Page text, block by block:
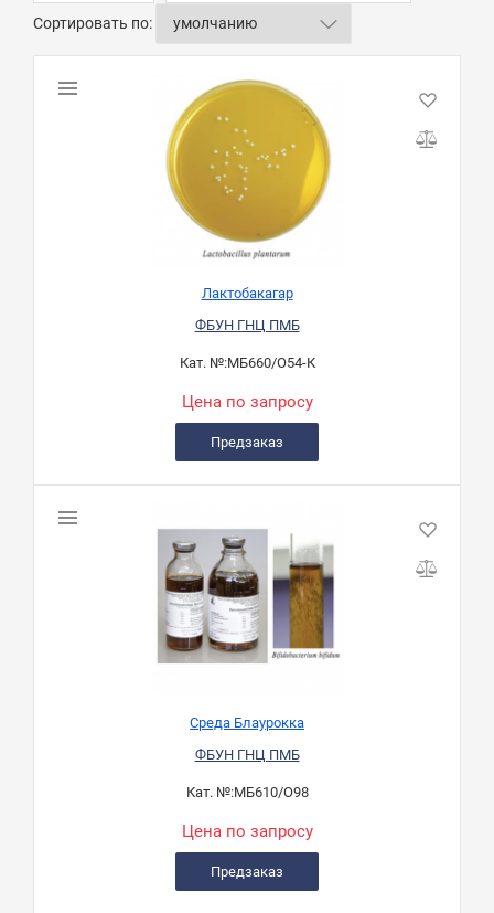
Сортировать по:
Лактобакагар
ФБУН ГНЦ ПМБ
Кат. №:МБ660/О54-К
Цена по запросу
Предзаказ
Среда Блаурокка
ФБУН ГНЦ ПМБ
Кат. №:МБ610/О98
Цена по запросу
Предзаказ